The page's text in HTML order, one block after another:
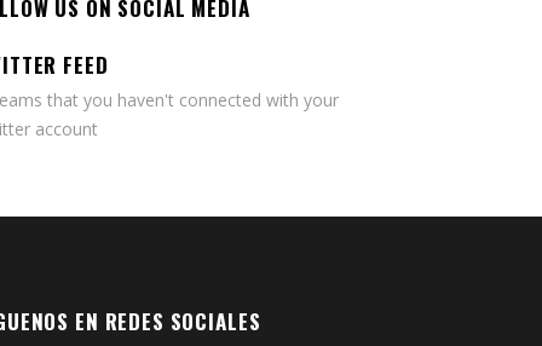
US ON SOCIAL MEDIA
FEED
that you haven't connected with your
account
EN REDES SOCIALES